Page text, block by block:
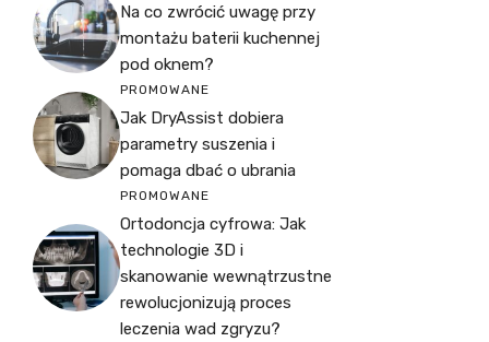
Na co zwrócić uwagę przy
montażu baterii kuchennej
pod oknem?
PROMOWANE
Jak DryAssist dobiera
parametry suszenia i
pomaga dbać o ubrania
PROMOWANE
Ortodoncja cyfrowa: Jak
technologie 3D i
skanowanie wewnątrzustne
rewolucjonizują proces
leczenia wad zgryzu?